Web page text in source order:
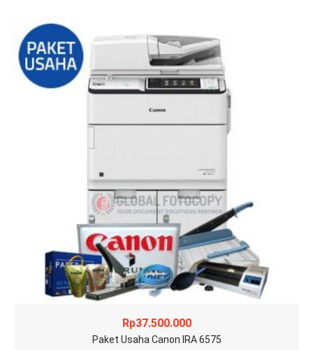
Rp37.500.000
Paket Usaha Canon IRA 6575